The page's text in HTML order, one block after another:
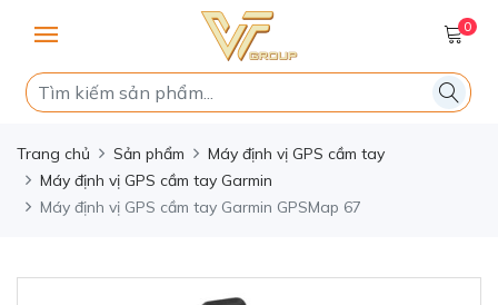
0
Trang chủ Sản phẩm
Máy định vị GPS cầm tay
Máy định vị GPS cầm tay Garmin
Máy định vị GPS cầm tay Garmin GPSMap 67